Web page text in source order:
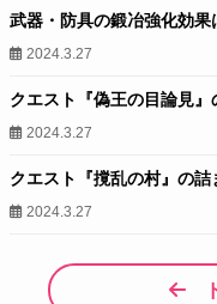
武器・防具の鍛冶強化効果
2024.3.27
クエスト『偽王の目論見
2024.3.27
クエスト『撹乱の村』の
2024.3.27